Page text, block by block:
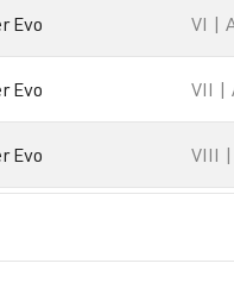
Evo VI |
Evo VII |
Evo VIII